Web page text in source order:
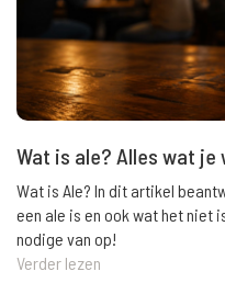
Wat is ale? Alles wat
Wat is Ale? In dit artikel
een ale is en ook wat het niet
nodige van op!
Verder lezen